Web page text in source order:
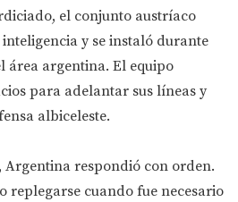
el conjunto austríaco
y se instaló durante
área argentina. El equipo
para adelantar sus líneas y
albiceleste.
Argentina respondió con orden.
replegarse cuando fue necesario